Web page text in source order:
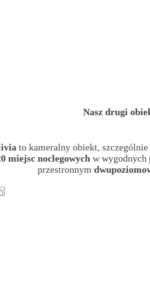
Nasz drugi
to kameralny obiekt, szczególnie
miejsc noclegowych w wygodnych
przestronnym